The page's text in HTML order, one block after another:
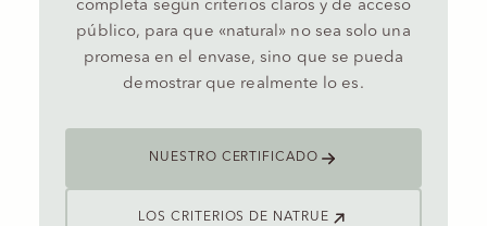
completa según criterios claros y de acceso
público, para que «natural» no sea solo una
promesa en el envase, sino que se pueda
demostrar que realmente lo es.
NUESTRO CERTIFICADO
LOS CRITERIOS DE NATRUE